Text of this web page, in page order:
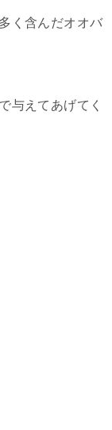
く含んだオオバ
与えてあげてく